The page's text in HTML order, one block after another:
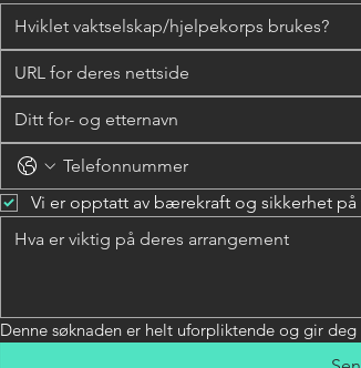
Vi er opptatt av bærekraft og sikkerhet på
Denne søknaden er helt uforpliktende og gir